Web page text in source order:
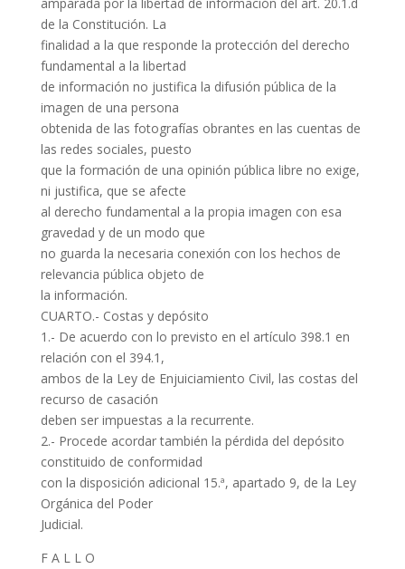
amparada por la libertad de información del art. 20.1.d
de la Constitución. La
finalidad a la que responde la protección del derecho
fundamental a la libertad
de información no justifica la difusión pública de la
imagen de una persona
obtenida de las fotografías obrantes en las cuentas de
las redes sociales, puesto
que la formación de una opinión pública libre no exige,
ni justifica, que se afecte
al derecho fundamental a la propia imagen con esa
gravedad y de un modo que
no guarda la necesaria conexión con los hechos de
relevancia pública objeto de
la información.
CUARTO.- Costas y depósito
1.- De acuerdo con lo previsto en el artículo 398.1 en
relación con el 394.1,
ambos de la Ley de Enjuiciamiento Civil, las costas del
recurso de casación
deben ser impuestas a la recurrente.
2.- Procede acordar también la pérdida del depósito
constituido de conformidad
con la disposición adicional 15.ª, apartado 9, de la Ley
Orgánica del Poder
Judicial.
F A L L O